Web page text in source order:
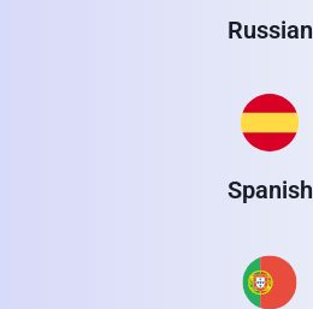
Russian
Spanish